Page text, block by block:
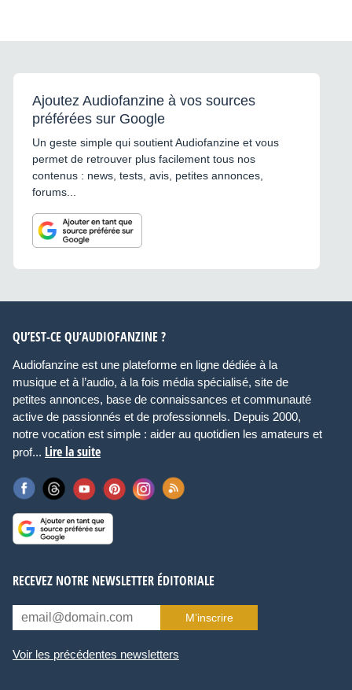
Ajoutez Audiofanzine à vos sources
préférées sur Google
Un geste simple qui soutient Audiofanzine et vous
permet de retrouver plus facilement tous nos
contenus : news, tests, avis, petites annonces,
forums...
QU’EST-CE QU’AUDIOFANZINE ?
Audiofanzine est une plateforme en ligne dédiée à la
musique et à l’audio, à la fois média spécialisé, site de
petites annonces, base de connaissances et communauté
active de passionnés et de professionnels. Depuis 2000,
notre vocation est simple : aider au quotidien les amateurs et
prof... Lire la suite
RECEVEZ NOTRE NEWSLETTER ÉDITORIALE
M’inscrire
Voir les précédentes newsletters